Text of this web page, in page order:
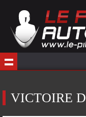
VICTOIRE